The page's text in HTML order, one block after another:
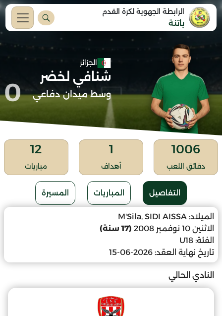
الرابطة الجهوية لكرة القدم
باتنة
الجزائر
شنافي لخضر
وسط ميدان دفاعي 0
1006
دقائق اللعب
1
أهداف
12
مباريات
التفاصيل المباريات المسيرة
الميلاد: M'Sila, SIDI AISSA
الاثنين 10 نوفمبر 2008
(17 سنة)
الفئة: U18
تاريخ نهاية العقد: 2026-06-15
النادي الحالي